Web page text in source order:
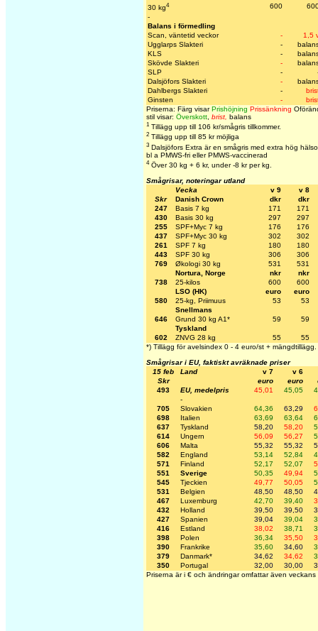
30 kg4 600
-
Balans i förmedling
Scan, väntetid veckor
-
1,5
Ugglarps Slakteri
-
KLS
-
Skövde Slakteri
-
SLP
-
Dalsjöfors Slakteri
-
Dahlbergs Slakteri
-
Ginsten
-
Priserna: Färg visarPrishöjning Prissänkning
stil visar: Överskott brist, balans
1 Tillägg upp till 106 kr/smågris tillkommer.
2 Tillägg upp till 85 kr möjliga
3 Dalsjöfors Extra är en smågris med extra hög
bl a PMWS-fri eller PMWS-vaccinerad
4Över 30 kg + 6 kr, under -8 kr per kg.
Smågrisar, noteringar utland
Vecka
v 9
v 8
Skr
Danish Crown dkr
dkr
247
Basis 7 kg 171
171
430
Basis 30 kg 297
297
255
SPF+Myc 7 kg 176
176
437
SPF+Myc 30 kg 302
302
261
SPF 7 kg 180
180
443
SPF 30 kg 306
306
769
Økologi 30 kg 531
531
Nortura, Norge
nkr
nkr
738
25-kilos 600
600
LSO (HK)
euro
euro
580
25-kg, Priimuus 53
53
Snellmans
646
Grund 30 kg A1* 59
59
Tyskland
602
ZNVG 28 kg 55
55
*) Tillägg för avelsindex 0 - 4 euro/st + mängdtillägg.
Smågrisar i EU, faktiskt avräknade priser
15 feb
Land v 7
v 6
Skr
euro euro
493
EU, medelpris 45,01 45,05
-
705
Slovakien 64,36 63,29
698
Italien 63,69 63,64
637
Tyskland 58,20 58,20
614
Ungern 56,09 56,27
606
Malta 55,32 55,32
582
England 53,14 52,84
571
Finland 52,17 52,07
551
Sverige 50,35 49,94
545
Tjeckien 49,77 50,05
531
Belgien 48,50 48,50
467
Luxemburg 42,70 39,40
432
Holland 39,50 39,50
427
Spanien 39,04 39,04
416
Estland 38,02 38,71
398
Polen 36,34 35,50
390
Frankrike 35,60 34,60
379
Danmark* 34,62 34,62
350
Portugal 32,00 30,00
Priserna är i € och ändringar omfattar även veckans